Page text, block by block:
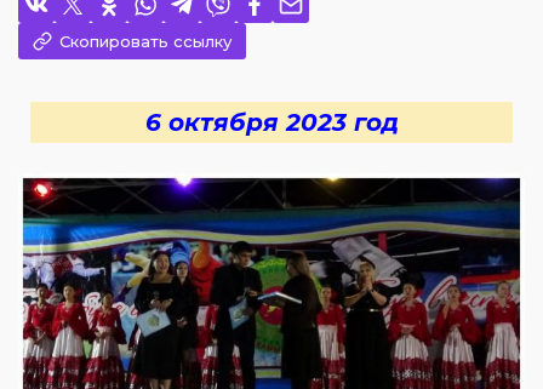
Скопировать ссылку
6 октября 2023 год